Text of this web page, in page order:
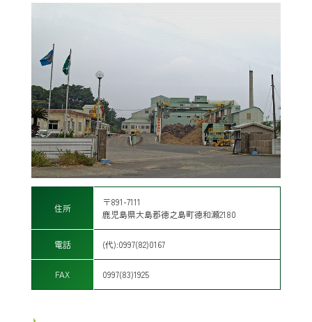
住所
〒891-7111
鹿児島県大島郡徳之島町徳和瀬2180
電話 (代):0997(82)0167
FAX 0997(83)1925